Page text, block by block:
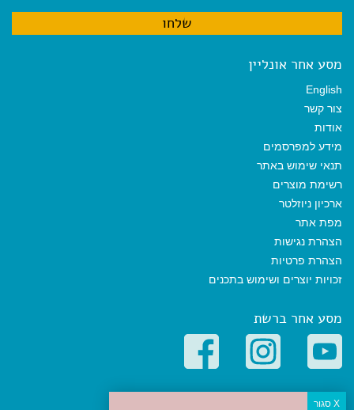
מסע אחר אונליין
English
צור קשר
אודות
מידע למפרסמים
תנאי שימוש באתר
רשימת מוצרים
ארכיון ניוזלטר
מפת אתר
הצהרת נגישות
הצהרת פרטיות
זכויות יוצרים ושימוש בתכנים
מסע אחר ברשת
קטגוריות פופולריות